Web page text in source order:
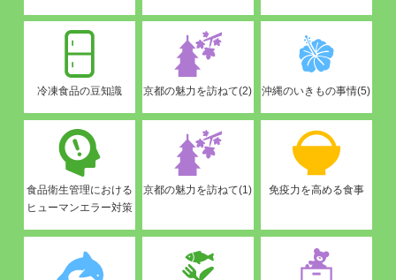
冷凍食品の豆知識 京都の魅力を訪ねて(2) 沖縄のいきもの事情(5)
食品衛生管理における
ヒューマンエラー対策
京都の魅力を訪ねて(1) 免疫力を高める食事